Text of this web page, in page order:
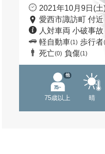
2021年10月9日(
愛西市諏訪町 付近
人対車両 小破事故
軽自動車(1) 歩行者
死亡(0) 負傷(1)
75歳以上
他
晴